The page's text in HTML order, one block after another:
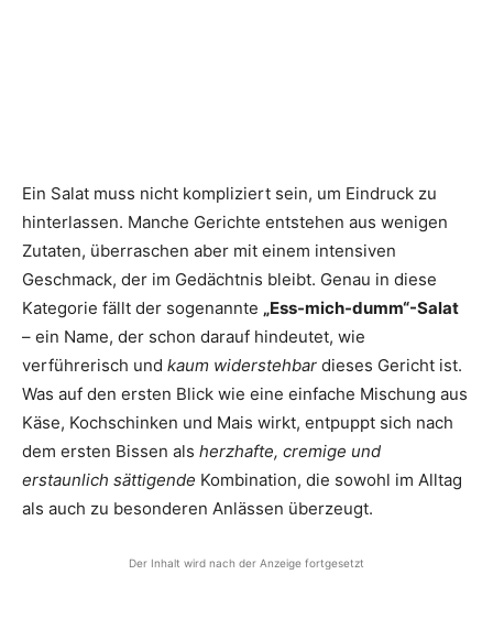
Ein Salat muss nicht kompliziert sein, um Eindruck zu
hinterlassen. Manche Gerichte entstehen aus wenigen
Zutaten, überraschen aber mit einem intensiven
Geschmack, der im Gedächtnis bleibt. Genau in diese
Kategorie fällt der sogenannte „Ess-mich-dumm“-Salat
– ein Name, der schon darauf hindeutet, wie
verführerisch und kaum widerstehbar dieses Gericht ist.
Was auf den ersten Blick wie eine einfache Mischung aus
Käse, Kochschinken und Mais wirkt, entpuppt sich nach
dem ersten Bissen als herzhafte, cremige und
erstaunlich sättigende Kombination, die sowohl im Alltag
als auch zu besonderen Anlässen überzeugt.
Der Inhalt wird nach der Anzeige fortgesetzt